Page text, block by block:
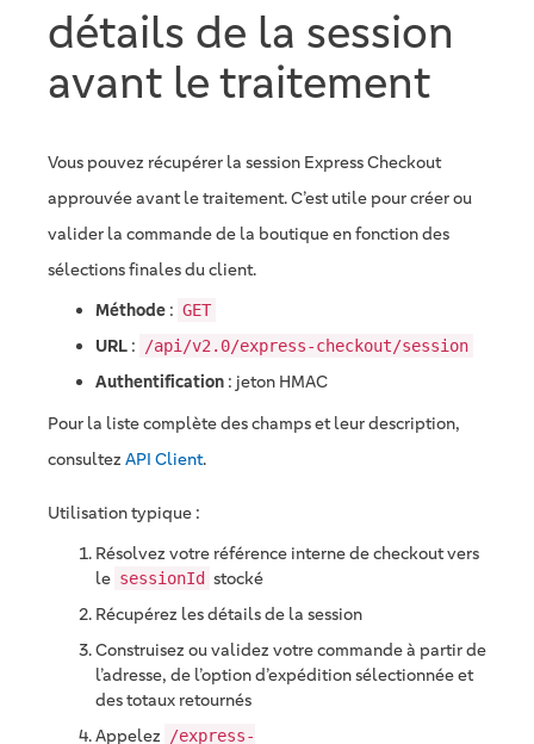
détails de la session
avant le traitement
Vous pouvez récupérer la session Express Checkout
approuvée avant le traitement. C’est utile pour créer ou
valider la commande de la boutique en fonction des
sélections finales du client.
Méthode : GET
URL : /api/v2.0/express-checkout/session
Authentification : jeton HMAC
Pour la liste complète des champs et leur description,
consultez API Client.
Utilisation typique :
Résolvez votre référence interne de checkout vers
le sessionId stocké
Récupérez les détails de la session
Construisez ou validez votre commande à partir de
l’adresse, de l’option d’expédition sélectionnée et
des totaux retournés
Appelez
/express-